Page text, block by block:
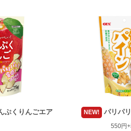
ぷくりんごエア
NEW! パリパ
550円